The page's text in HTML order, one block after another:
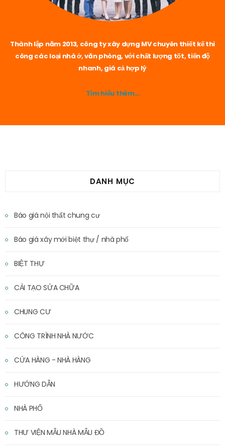
Thành lập năm 2013, công ty xây dựng MV chuyên thiết kế thi
công các loại nhà ở, văn phòng, với chất lượng tốt, tiến độ
nhanh, giá cả hợp lý
Tìm hiểu thêm…
DANH MỤC
Báo giá nội thất chung cư
Báo giá xây mới biệt thự / nhà phố
BIỆT THỰ
CẢI TẠO SỬA CHỮA
CHUNG CƯ
CÔNG TRÌNH NHÀ NƯỚC
CỬA HÀNG - NHÀ HÀNG
HƯỚNG DẪN
NHÀ PHỐ
THƯ VIỆN MẪU NHÀ MẪU ĐỒ